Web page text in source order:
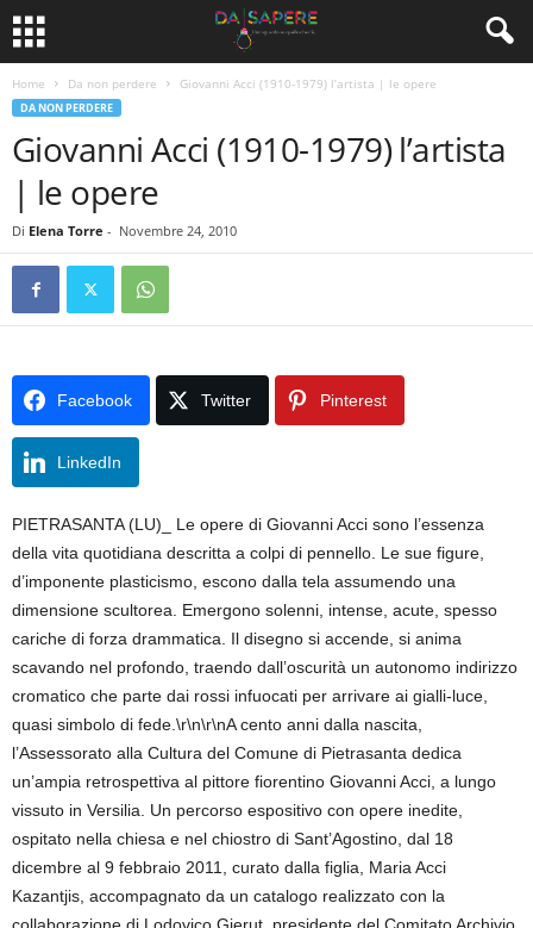
Home Da non perdere Giovanni Acci (1910-1979) l’artista | le opere
DA NON PERDERE
Giovanni Acci (1910-1979) l’artista
| le opere
Di Elena Torre - Novembre 24, 2010
Facebook Twitter Pinterest
LinkedIn
PIETRASANTA (LU)_ Le opere di Giovanni Acci sono l’essenza
della vita quotidiana descritta a colpi di pennello. Le sue figure,
d’imponente plasticismo, escono dalla tela assumendo una
dimensione scultorea. Emergono solenni, intense, acute, spesso
cariche di forza drammatica. Il disegno si accende, si anima
scavando nel profondo, traendo dall’oscurità un autonomo indirizzo
cromatico che parte dai rossi infuocati per arrivare ai gialli-luce,
quasi simbolo di fede.\r\n\r\nA cento anni dalla nascita,
l’Assessorato alla Cultura del Comune di Pietrasanta dedica
un’ampia retrospettiva al pittore fiorentino Giovanni Acci, a lungo
vissuto in Versilia. Un percorso espositivo con opere inedite,
ospitato nella chiesa e nel chiostro di Sant’Agostino, dal 18
dicembre al 9 febbraio 2011, curato dalla figlia, Maria Acci
Kazantjis, accompagnato da un catalogo realizzato con la